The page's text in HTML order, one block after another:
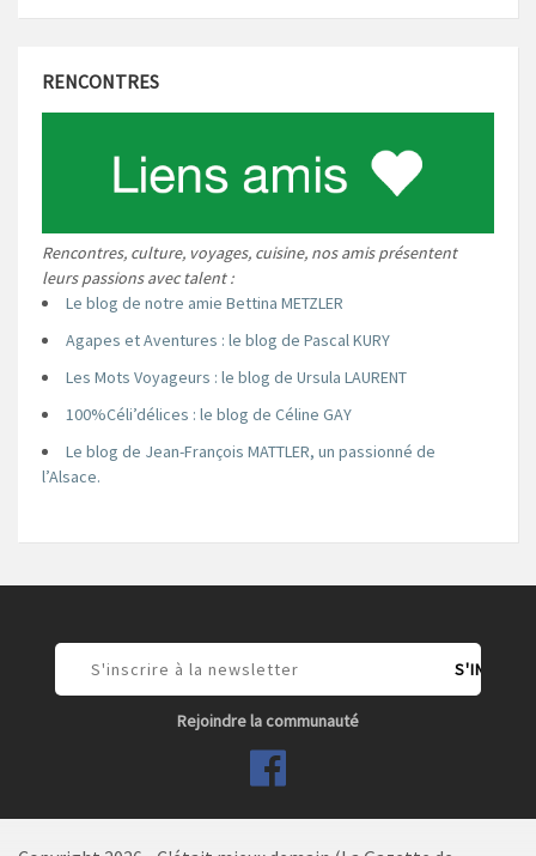
RENCONTRES
Rencontres, culture, voyages, cuisine, nos amis présentent
leurs passions avec talent :
Le blog de notre amie Bettina METZLER
Agapes et Aventures : le blog de Pascal KURY
Les Mots Voyageurs : le blog de Ursula LAURENT
100%Céli’délices : le blog de Céline GAY
Le blog de Jean-François MATTLER, un passionné de
l’Alsace.
Rejoindre la communauté